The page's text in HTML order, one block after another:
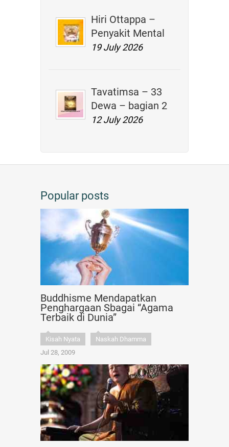
Hiri Ottappa –
Penyakit Mental
19 July 2026
Tavatimsa – 33
Dewa – bagian 2
12 July 2026
Popular posts
Buddhisme Mendapatkan
Penghargaan Sbagai “Agama
Terbaik di Dunia”
Kisah Nyata
Naskah Dhamma
Jul 28, 2009